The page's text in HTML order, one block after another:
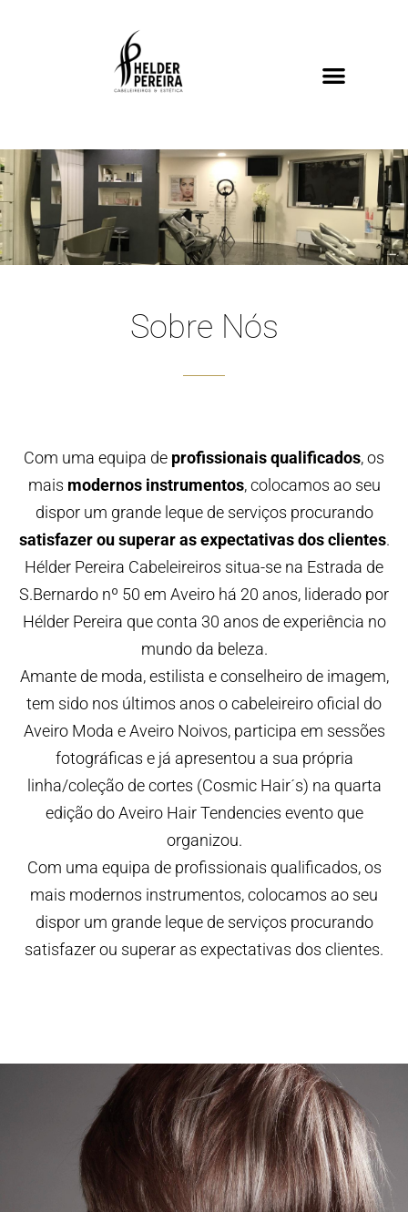
Sobre Nós
Com uma equipa de profissionais qualificados, os
mais modernos instrumentos, colocamos ao seu
dispor um grande leque de serviços procurando
satisfazer ou superar as expectativas dos clientes.
Hélder Pereira Cabeleireiros situa-se na Estrada de
S.Bernardo nº 50 em Aveiro há 20 anos, liderado por
Hélder Pereira que conta 30 anos de experiência no
mundo da beleza.
Amante de moda, estilista e conselheiro de imagem,
tem sido nos últimos anos o cabeleireiro oficial do
Aveiro Moda e Aveiro Noivos, participa em sessões
fotográficas e já apresentou a sua própria
linha/coleção de cortes (Cosmic Hair´s) na quarta
edição do Aveiro Hair Tendencies evento que
organizou.
Com uma equipa de profissionais qualificados, os
mais modernos instrumentos, colocamos ao seu
dispor um grande leque de serviços procurando
satisfazer ou superar as expectativas dos clientes.